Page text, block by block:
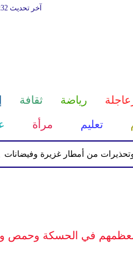
آخر تحديث GMT18:49:32
رياضة ثقافة
تعليم مرأة
من أمطار غزيرة وفيضانات